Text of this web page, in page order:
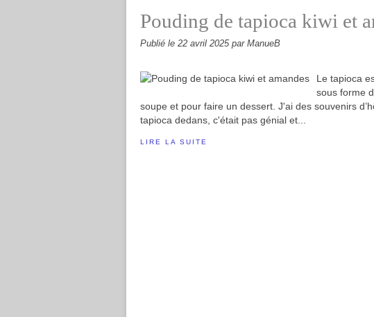
Pouding de tapioca kiwi et
Publié le 22 avril 2025 par ManueB
Le tapioca
sous forme
soupe et pour faire un dessert. J'ai des souvenirs
tapioca dedans, c'était pas génial et...
LIRE LA SUITE